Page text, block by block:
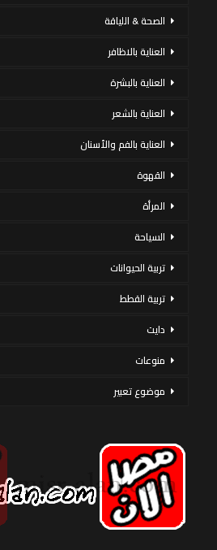
الصحة & اللياقة
العناية بالاظافر
العناية بالبشرة
العناية بالشعر
العناية بالفم والأسنان
القهوة
المرأة
السياحة
تربية الحيوانات
تربية القطط
دايت
منوعات
موضوع تعبير